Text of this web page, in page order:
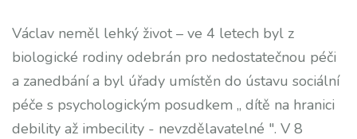
Václav neměl lehký život – ve 4 letech byl z
biologické rodiny odebrán pro nedostatečnou péči
a zanedbání a byl úřady umístěn do ústavu sociální
péče s psychologickým posudkem „ dítě na hranici
debility až imbecility - nevzdělavatelné ". V 8